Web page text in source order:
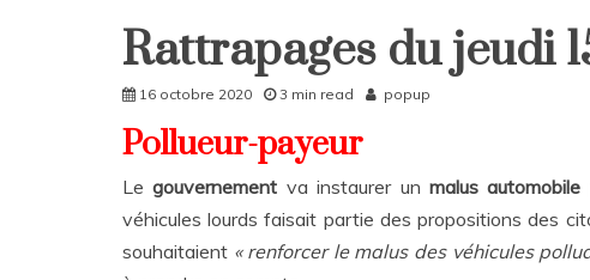
Home
Rattrapages du jeudi
16 octobre 2020 3 min read popup
Pollueur-payeur
Legouvernement va instaurer un malus
véhicules lourds faisait partie des propositions des
souhaitaient « renforcer le malus des véhicules